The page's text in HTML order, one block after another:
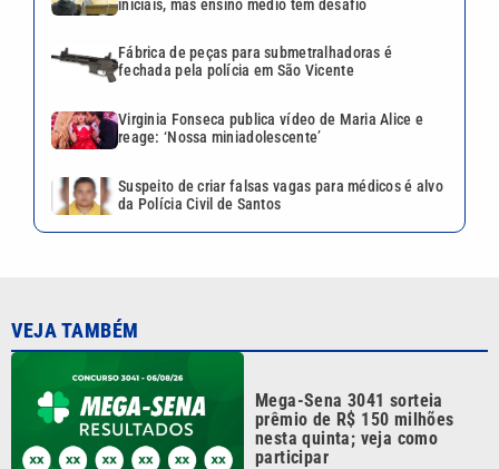
iniciais, mas ensino médio tem desafio
Fábrica de peças para submetralhadoras é
fechada pela polícia em São Vicente
Virginia Fonseca publica vídeo de Maria Alice e
reage: ‘Nossa miniadolescente’
Suspeito de criar falsas vagas para médicos é alvo
da Polícia Civil de Santos
VEJA TAMBÉM
Mega-Sena 3041 sorteia
prêmio de R$ 150 milhões
nesta quinta; veja como
participar